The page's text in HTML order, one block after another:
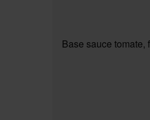
Base sauce tomate,